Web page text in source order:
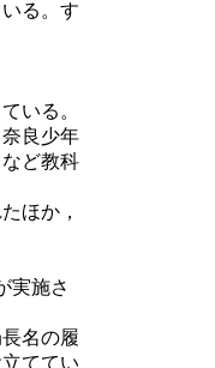
る。す
いる。
良少年
ど教科
ほか，
実施さ
名の履
ててい